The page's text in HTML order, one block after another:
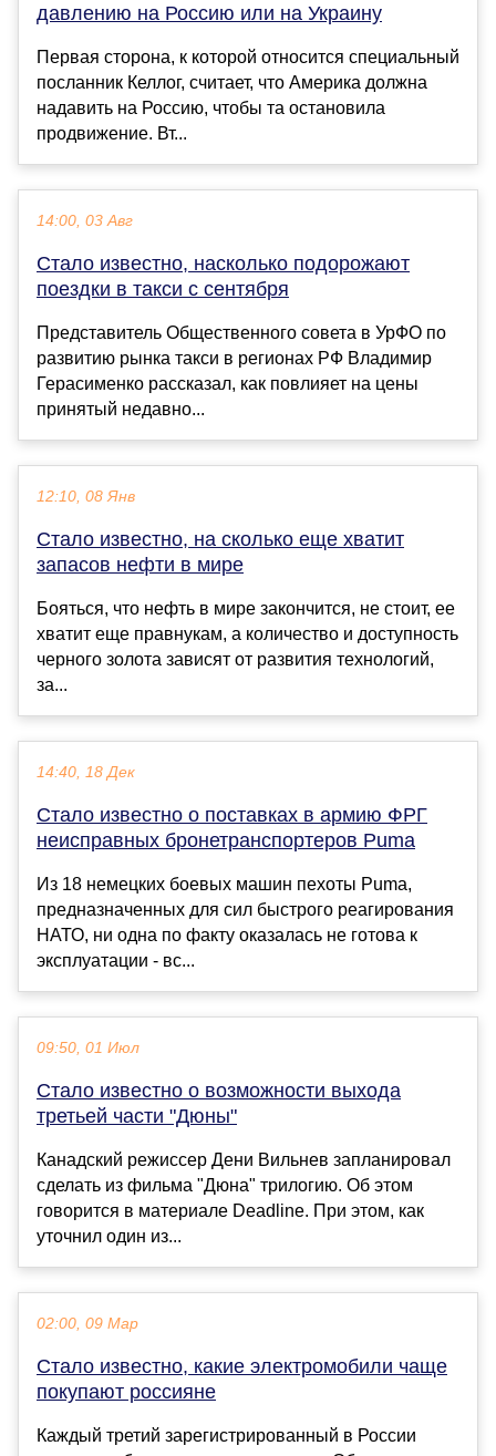
давлению на Россию или на Украину
Первая сторона, к которой относится специальный
посланник Келлог, считает, что Америка должна
надавить на Россию, чтобы та остановила
продвижение. Вт...
14:00, 03 Авг
Стало известно, насколько подорожают
поездки в такси с сентября
Представитель Общественного совета в УрФО по
развитию рынка такси в регионах РФ Владимир
Герасименко рассказал, как повлияет на цены
принятый недавно...
12:10, 08 Янв
Стало известно, на сколько еще хватит
запасов нефти в мире
Бояться, что нефть в мире закончится, не стоит, ее
хватит еще правнукам, а количество и доступность
черного золота зависят от развития технологий,
за...
14:40, 18 Дек
Стало известно о поставках в армию ФРГ
неисправных бронетранспортеров Puma
Из 18 немецких боевых машин пехоты Puma,
предназначенных для сил быстрого реагирования
НАТО, ни одна по факту оказалась не готова к
эксплуатации - вс...
09:50, 01 Июл
Стало известно о возможности выхода
третьей части "Дюны"
Канадский режиссер Дени Вильнев запланировал
сделать из фильма "Дюна" трилогию. Об этом
говорится в материале Deadline. При этом, как
уточнил один из...
02:00, 09 Мар
Стало известно, какие электромобили чаще
покупают россияне
Каждый третий зарегистрированный в России